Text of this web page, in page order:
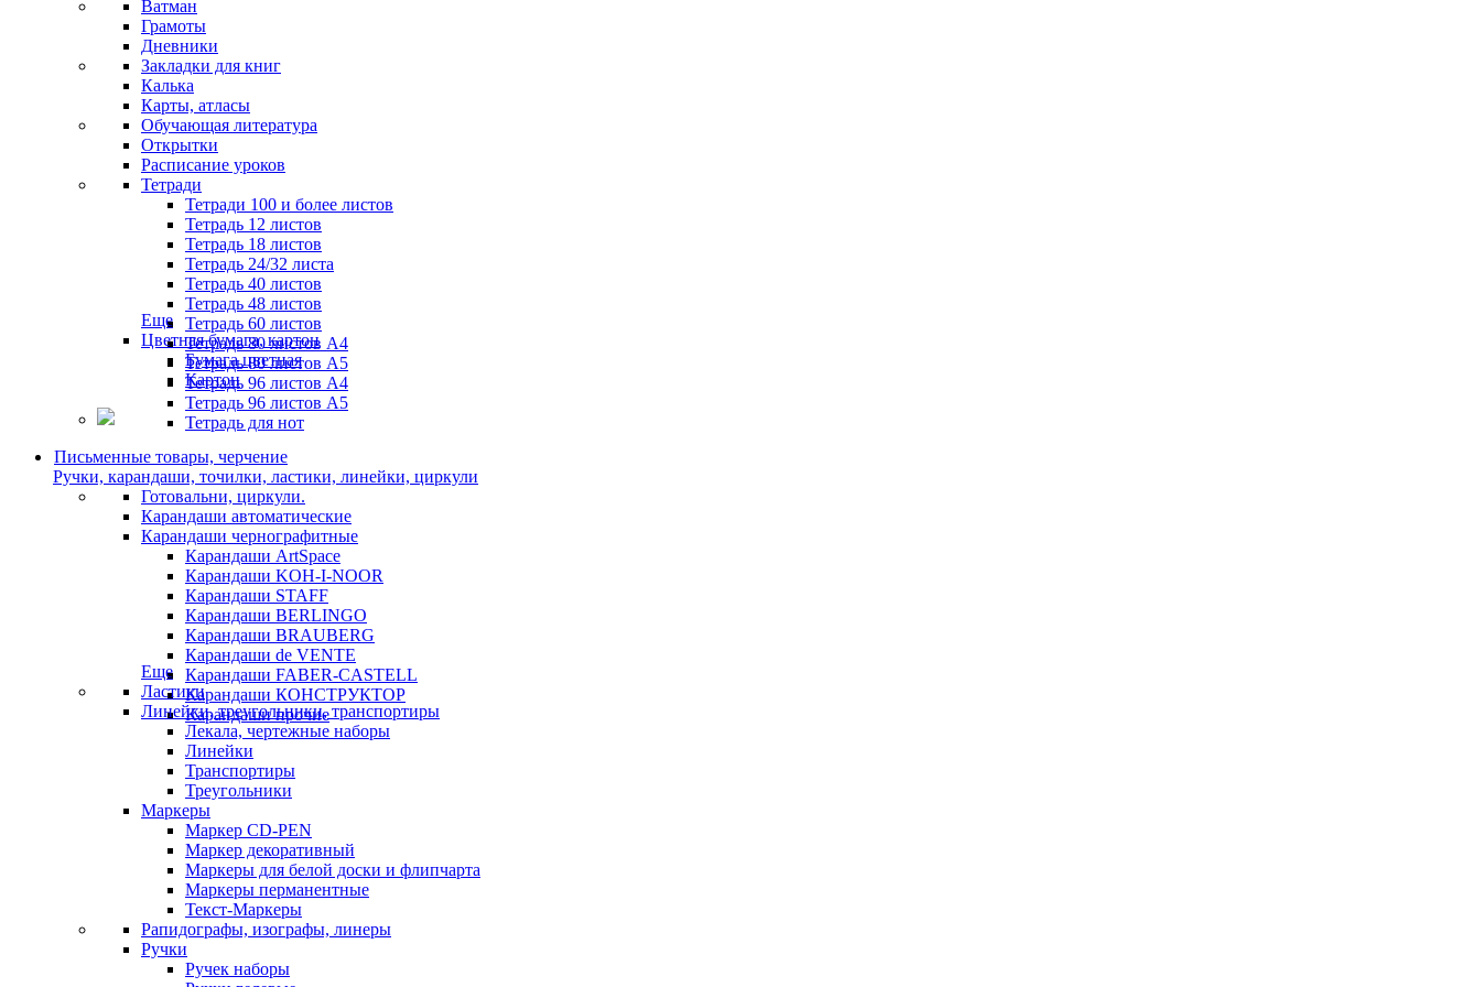
Ватман
Грамоты
Дневники
Закладки для книг
Калька
Карты, атласы
Обучающая литература
Открытки
Расписание уроков
Тетради
Тетради 100 и более листов
Тетрадь 12 листов
Тетрадь 18 листов
Тетрадь 24/32 листа
Тетрадь 40 листов
Тетрадь 48 листов
Тетрадь 60 листов
Тетрадь 80 листов А4
Тетрадь 80 листов А5
Тетрадь 96 листов А4
Тетрадь 96 листов А5
Тетрадь для нот
Еще
Цветная бумага, картон
Бумага цветная
Картон
Письменные товары, черчение
Ручки, карандаши, точилки, ластики, линейки, циркули
Готовальни, циркули.
Карандаши автоматические
Карандаши чернографитные
Карандаши ArtSpace
Карандаши KOH-I-NOOR
Карандаши STAFF
Карандаши BERLINGO
Карандаши BRAUBERG
Карандаши de VENTE
Карандаши FABER-CASTELL
Карандаши КОНСТРУКТОР
Карандаши прочие
Еще
Ластики
Линейки, треугольники, транспортиры
Лекала, чертежные наборы
Линейки
Транспортиры
Треугольники
Маркеры
Маркер CD-PEN
Маркер декоративный
Маркеры для белой доски и флипчарта
Маркеры перманентные
Текст-Маркеры
Рапидографы, изографы, линеры
Ручки
Ручек наборы